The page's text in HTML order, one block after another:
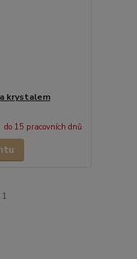
krystalem
do 15 pracovních dnů
1